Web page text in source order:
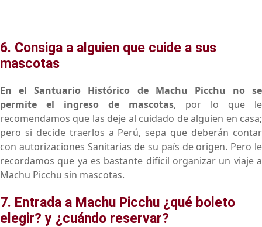
6. Consiga a alguien que cuide a sus
mascotas
En el Santuario Histórico de Machu Picchu no se
permite el ingreso de mascotas, por lo que le
recomendamos que las deje al cuidado de alguien en casa;
pero si decide traerlos a Perú, sepa que deberán contar
con autorizaciones Sanitarias de su país de origen. Pero le
recordamos que ya es bastante difícil organizar un viaje a
Machu Picchu sin mascotas.
7. Entrada a Machu Picchu ¿qué boleto
elegir? y ¿cuándo reservar?